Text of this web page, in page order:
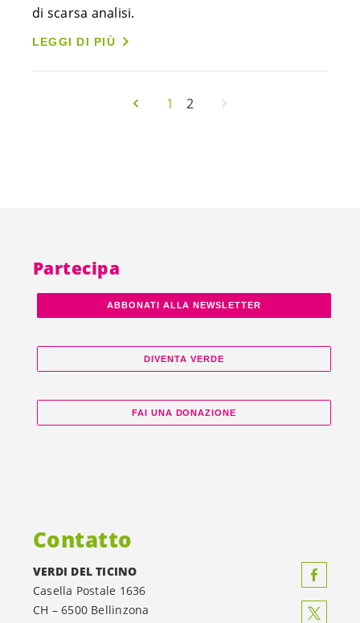
di scarsa analisi.
LEGGI DI PIÙ
1 2
Partecipa
ABBONATI ALLA NEWSLETTER
DIVENTA VERDE
FAI UNA DONAZIONE
Contatto
VERDI DEL TICINO
Casella Postale 1636
CH – 6500 Bellinzona